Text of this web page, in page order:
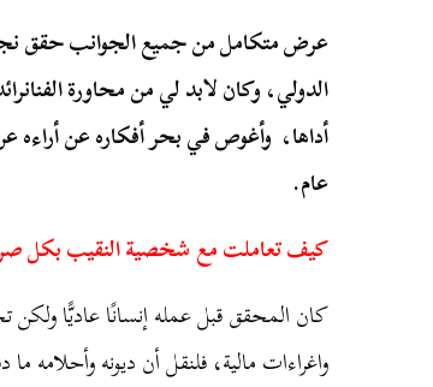
عرض متكامل من جميع الجوانب حقق
الدولي، وكان لابد لي من محاورة
أداها، وأغوص في بحر أفكاره عن
عام.
كيف تعاملت مع شخصية النقيب بكل
كان المحقق قبل عمله إنسانًا عاديًّا
واغراءات مالية، فلنقل أن ديونه وأحلامه ما